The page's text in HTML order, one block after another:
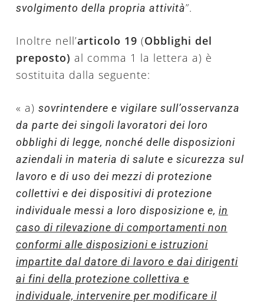
svolgimento della propria attività”.
Inoltre nell’articolo 19 (Obblighi del
preposto) al comma 1 la lettera a) è
sostituita dalla seguente:
« a) sovrintendere e vigilare sull’osservanza
da parte dei singoli lavoratori dei loro
obblighi di legge, nonché delle disposizioni
aziendali in materia di salute e sicurezza sul
lavoro e di uso dei mezzi di protezione
collettivi e dei dispositivi di protezione
individuale messi a loro disposizione e, in
caso di rilevazione di comportamenti non
conformi alle disposizioni e istruzioni
impartite dal datore di lavoro e dai dirigenti
ai fini della protezione collettiva e
individuale, intervenire per modificare il